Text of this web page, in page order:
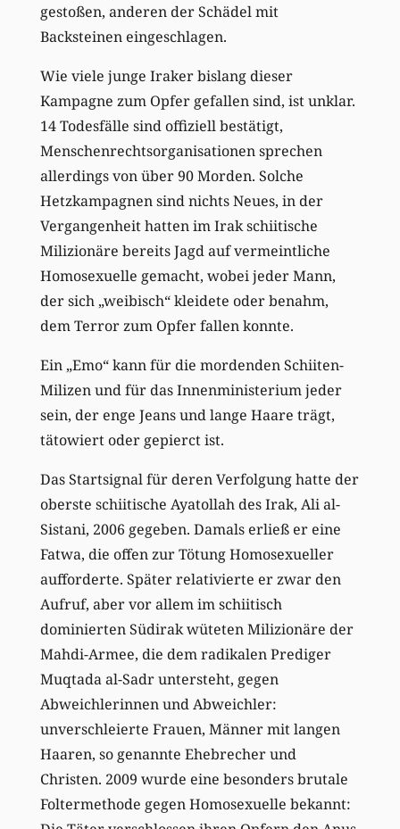
gestoßen, anderen der Schädel mit
Backsteinen eingeschlagen.
Wie viele junge Iraker bislang dieser
Kampagne zum Opfer gefallen sind, ist unklar.
14 Todesfälle sind offiziell bestätigt,
Menschenrechtsorganisationen sprechen
allerdings von über 90 Morden. Solche
Hetzkampagnen sind nichts Neues, in der
Vergangenheit hatten im Irak schiitische
Milizionäre bereits Jagd auf vermeintliche
Homosexuelle gemacht, wobei jeder Mann,
der sich „weibisch“ kleidete oder benahm,
dem Terror zum Opfer fallen konnte.
Ein „Emo“ kann für die mordenden Schiiten-
Milizen und für das Innenministerium jeder
sein, der enge Jeans und lange Haare trägt,
tätowiert oder gepierct ist.
Das Startsignal für deren Verfolgung hatte der
oberste schiitische Ayatollah des Irak, Ali al-
Sistani, 2006 gegeben. Damals erließ er eine
Fatwa, die offen zur Tötung Homosexueller
aufforderte. Später relativierte er zwar den
Aufruf, aber vor allem im schiitisch
dominierten Südirak wüteten Milizionäre der
Mahdi-Armee, die dem radikalen Prediger
Muqtada al-Sadr untersteht, gegen
Abweichlerinnen und Abweichler:
unverschleierte Frauen, Männer mit langen
Haaren, so genannte Ehebrecher und
Christen. 2009 wurde eine besonders brutale
Foltermethode gegen Homosexuelle bekannt: